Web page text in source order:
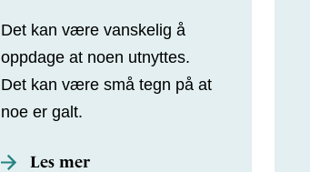
Det kan være vanskelig å
oppdage at noen utnyttes.
Det kan være små tegn på at
noe er galt.
Les mer